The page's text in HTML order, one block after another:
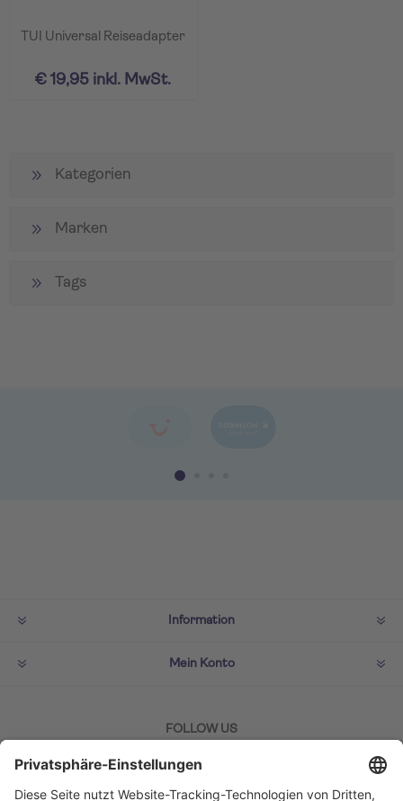
TUI Universal Reiseadapter
€ 19,95 inkl. MwSt.
Kategorien
Marken
Tags
Information
Mein Konto
FOLLOW US